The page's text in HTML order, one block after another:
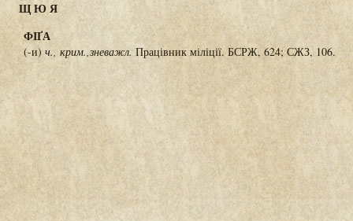
ЩЮ Я
ФІҐА
(-и) ч., крим.,зневажл. Працівник міліції. БСРЖ, 624; СЖЗ, 106.